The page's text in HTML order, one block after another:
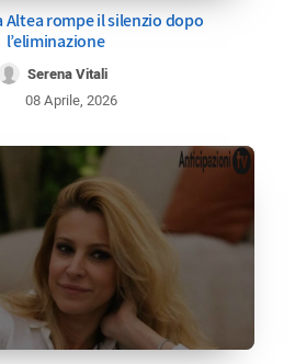
Altea rompe il silenzio dopo
l’eliminazione
Serena Vitali
08 Aprile, 2026